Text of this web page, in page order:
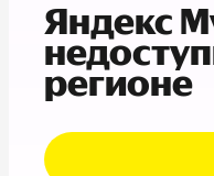
Яндекс
регионе